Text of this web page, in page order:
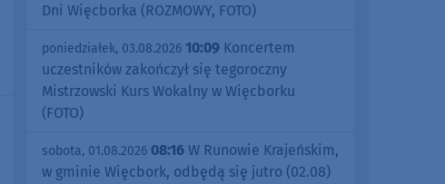
Dni Więcborka (ROZMOWY, FOTO)
poniedziałek, 03.08.2026 10:09 Koncertem
uczestników zakończył się tegoroczny
Mistrzowski Kurs Wokalny w Więcborku
(FOTO)
sobota, 01.08.2026 08:16 W Runowie Krajeńskim,
w gminie Więcbork, odbędą się jutro (02.08)